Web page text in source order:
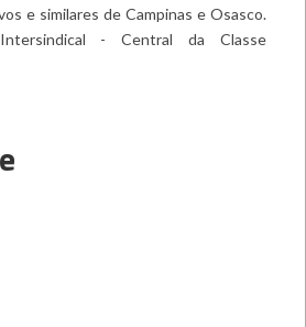
e similares de Campinas e Osasco.
- Central da Classe